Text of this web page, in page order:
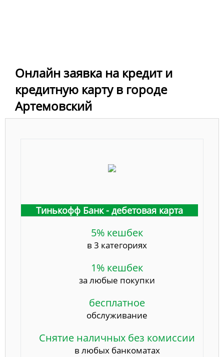
Онлайн заявка на кредит и
кредитную карту в городе
Артемовский
Тинькофф Банк - дебетовая карта
5% кешбек
в 3 категориях
1% кешбек
за любые покупки
бесплатное
обслуживание
Снятие наличных без комиссии
в любых банкоматах